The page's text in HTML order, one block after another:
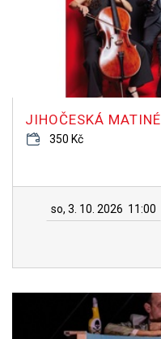
JIHOČESKÁ MATINÉ
350 Kč
so, 3. 10. 2026 11:00